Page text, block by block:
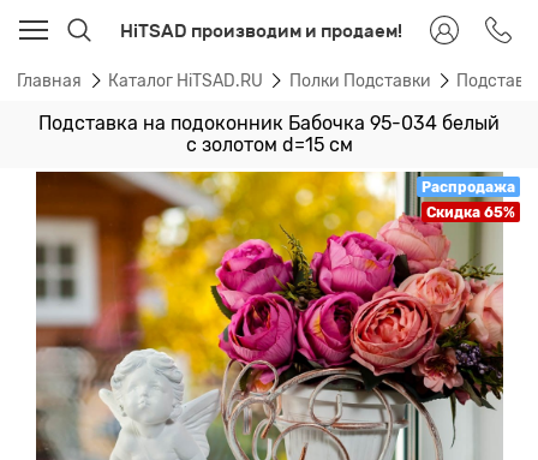
HiTSAD производим и продаем!
Главная Каталог HiTSAD.RU Полки Подставки
Подставка на подоконник Бабочка 95-034 белый
с золотом d=15 см
Распродажа
Скидка 65%